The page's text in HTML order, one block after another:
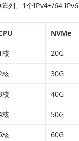
列、1个IPv4+/64 IPv6
NVMe
核 20G
核 30G
核 40G
核 50G
核 60G